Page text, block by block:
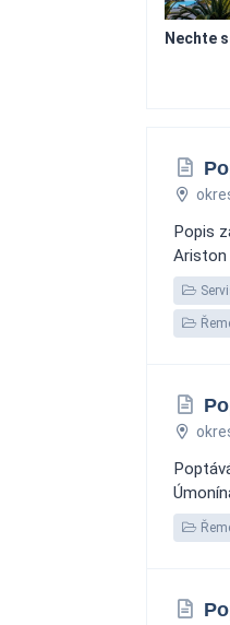
Nechte
Popis
Ariston